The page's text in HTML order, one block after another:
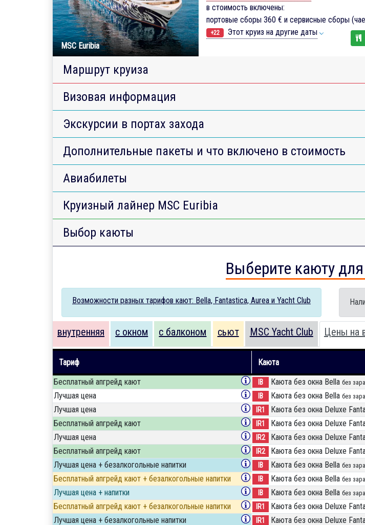
MSC Euribia
в стоимость включены:
портовые сборы 360 € и сервисные сборы
+22 Этот круиз на другие даты
Маршрут круиза
Визовая информация
Экскурсии в портах захода
Дополнительные пакеты и что включено в стоимость
Авиабилеты
Круизный лайнер MSC Euribia
Выбор каюты
Выберите каюту
Возможности разных тарифов кают: Bella, Fantastica, Aurea и Yacht Club
внутренняя с окном с балконом сьют MSC Yacht Club Цены на
Тариф Каюта
Бесплатный апгрейд кают IB Каюта без окна Bella без
Лучшая цена IB Каюта без окна Bella без
Лучшая цена IR1 Каюта без окна Deluxe
Бесплатный апгрейд кают IR1 Каюта без окна Deluxe
Лучшая цена IR2 Каюта без окна Deluxe
Бесплатный апгрейд кают IR2 Каюта без окна Deluxe
Лучшая цена + безалкогольные напитки IB Каюта без окна Bella без
Бесплатный апгрейд кают + безалкогольные напитки IB Каюта без окна Bella без
Лучшая цена + напитки IB Каюта без окна Bella без
Бесплатный апгрейд кают + безалкогольные напитки IR1 Каюта без окна Deluxe
Лучшая цена + безалкогольные напитки IR1 Каюта без окна Deluxe